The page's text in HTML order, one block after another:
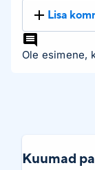
Lisa
Ole esimene,
Kuumad